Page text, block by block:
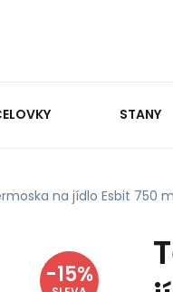
STANY
na jídlo Esbit 750
-15%